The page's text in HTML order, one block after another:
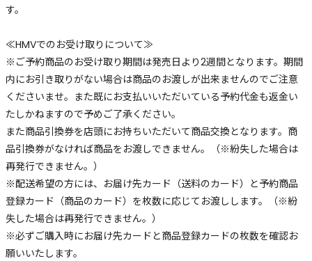
す。
≪HMVでのお受け取りについて≫
※ご予約商品のお受け取り期間は発売日より2週間となります。期間
内にお引き取りがない場合は商品のお渡しが出来ませんのでご注意
くださいませ。また既にお支払いいただいている予約代金も返金い
たしかねますので予めご了承ください。
また商品引換券を店頭にお持ちいただいて商品交換となります。商
品引換券がなければ商品をお渡しできません。（※紛失した場合は
再発行できません。）
※配送希望の方には、お届け先カード（送料のカード）と予約商品
登録カード（商品のカード）を枚数に応じてお渡しします。（※紛
失した場合は再発行できません。）
※必ずご購入時にお届け先カードと商品登録カードの枚数を確認お
願いいたします。